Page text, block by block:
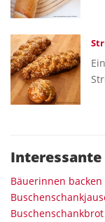
Bäuerinnen